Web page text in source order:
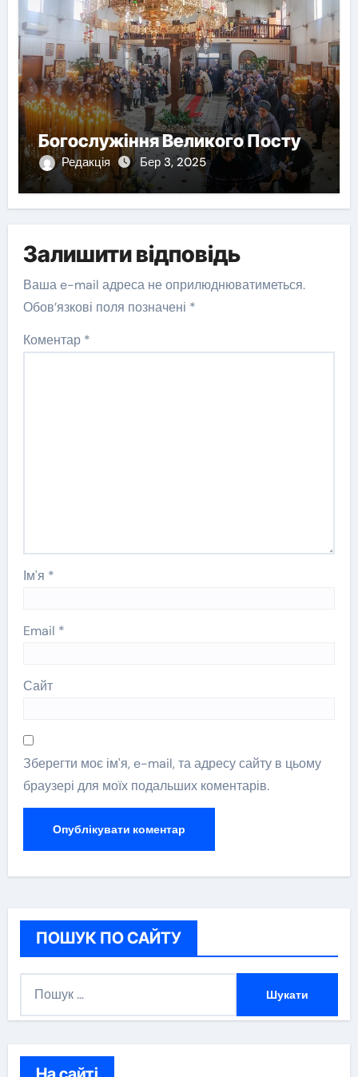
Богослужіння Великого Посту
Редакція Бер 3, 2025
Залишити відповідь
Ваша e-mail адреса не оприлюднюватиметься.
Обов’язкові поля позначені *
Коментар *
Ім'я *
Email *
Сайт
Зберегти моє ім'я, e-mail, та адресу сайту в цьому
браузері для моїх подальших коментарів.
ПОШУК ПО САЙТУ